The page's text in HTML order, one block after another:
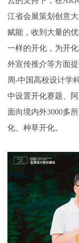
江省会展策划创意
赋能，收到大量的
一样的开化，为开
外宣传推介等方面
周-中国高校设计学
中设置开化赛题、
面向境内外3000多
化、种草开化。